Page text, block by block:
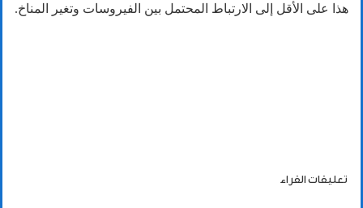
هذا على الأقل إلى الارتباط المحتمل بين الفيروسات وتغير المناخ.
تعليقات القراء